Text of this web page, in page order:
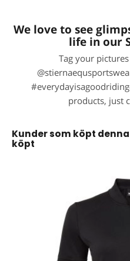
We love to see
life in our
Tag your
products, just
Kunder som köpt
köpt